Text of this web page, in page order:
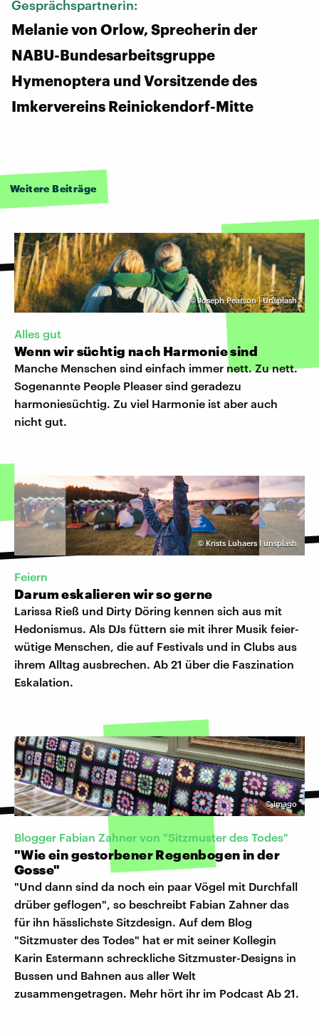
Gesprächspartnerin:
Melanie von Orlow, Sprecherin der
NABU-Bundesarbeitsgruppe
Hymenoptera und Vorsitzende des
Imkervereins Reinickendorf-Mitte
Weitere Beiträge
©Joseph Pearson | Unsplash
Alles gut
Wenn wir süchtig nach Harmonie sind
Manche Menschen sind einfach immer nett. Zu nett.
Sogenannte People Pleaser sind geradezu
harmoniesüchtig. Zu viel Harmonie ist aber auch
nicht gut.
© Krists Luhaers l unsplash
Feiern
Darum eskalieren wir so gerne
Larissa Rieß und Dirty Döring kennen sich aus mit
Hedonismus. Als DJs füttern sie mit ihrer Musik feier-
wütige Menschen, die auf Festivals und in Clubs aus
ihrem Alltag ausbrechen. Ab 21 über die Faszination
Eskalation.
©imago
Blogger Fabian Zahner von "Sitzmuster des Todes"
"Wie ein gestorbener Regenbogen in der
Gosse"
"Und dann sind da noch ein paar Vögel mit Durchfall
drüber geflogen", so beschreibt Fabian Zahner das
für ihn hässlichste Sitzdesign. Auf dem Blog
"Sitzmuster des Todes" hat er mit seiner Kollegin
Karin Estermann schreckliche Sitzmuster-Designs in
Bussen und Bahnen aus aller Welt
zusammengetragen. Mehr hört ihr im Podcast Ab 21.